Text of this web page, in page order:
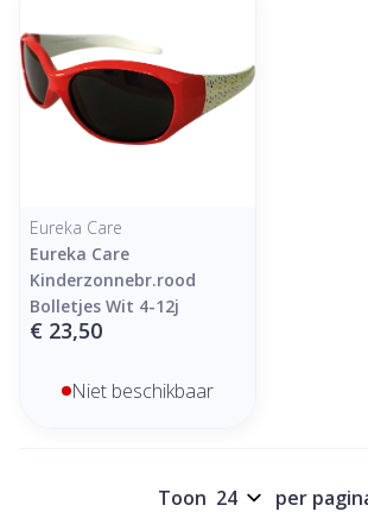
Eureka Care
Eureka Care
Kinderzonnebr.rood
Bolletjes Wit 4-12j
€ 23,50
Niet beschikbaar
Toon per